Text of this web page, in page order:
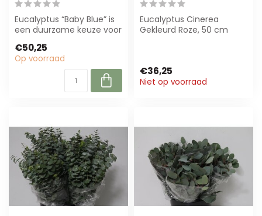
Eucalyptus “Baby Blue” is
een duurzame keuze voor
ontwerpers. Met ...
€50,25
Op voorraad
Eucalyptus Cinerea
Gekleurd Roze, 50 cm
€36,25
Niet op voorraad